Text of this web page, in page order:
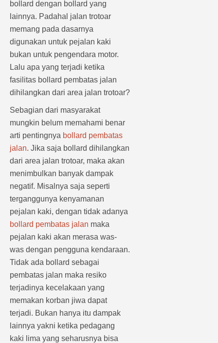
bollard dengan bollard yang
lainnya. Padahal jalan trotoar
memang pada dasarnya
digunakan untuk pejalan kaki
bukan untuk pengendara motor.
Lalu apa yang terjadi ketika
fasilitas bollard pembatas jalan
dihilangkan dari area jalan trotoar?
Sebagian dari masyarakat
mungkin belum memahami benar
arti pentingnya bollard pembatas
jalan. Jika saja bollard dihilangkan
dari area jalan trotoar, maka akan
menimbulkan banyak dampak
negatif. Misalnya saja seperti
terganggunya kenyamanan
pejalan kaki, dengan tidak adanya
bollard pembatas jalan maka
pejalan kaki akan merasa was-
was dengan pengguna kendaraan.
Tidak ada bollard sebagai
pembatas jalan maka resiko
terjadinya kecelakaan yang
memakan korban jiwa dapat
terjadi. Bukan hanya itu dampak
lainnya yakni ketika pedagang
kaki lima yang seharusnya bisa